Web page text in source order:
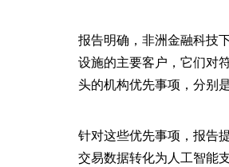
报告明确，非洲金融科技
设施的主要客户，它们对
头的机构优先事项，分别
针对这些优先事项，报告
交易数据转化为人工智能